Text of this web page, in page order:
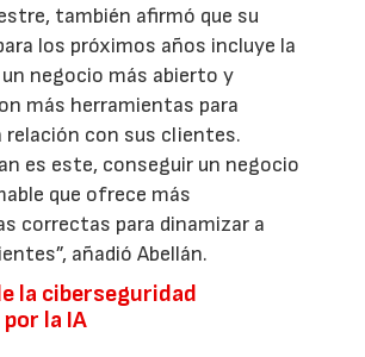
también afirmó que su
los próximos años incluye la
negocio más abierto y
más herramientas para
relación con sus clientes.
es este, conseguir un negocio
que ofrece más
correctas para dinamizar a
añadió Abellán.
la ciberseguridad
la IA